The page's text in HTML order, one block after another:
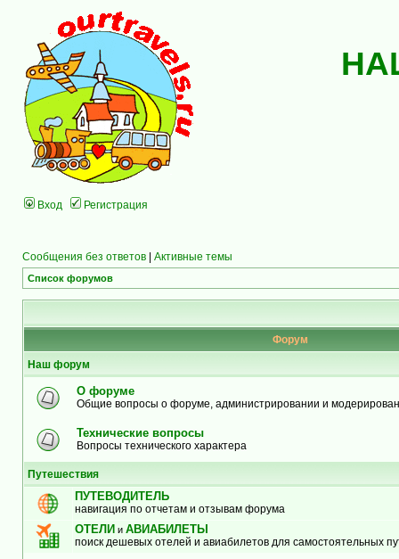
Вход Регистрация
Сообщения без ответов | Активные темы
Список форумов
Форум
Наш форум
О форуме
Общие вопросы о форуме, администрировании и
Технические вопросы
Вопросы технического характера
Путешествия
ПУТЕВОДИТЕЛЬ
навигация по отчетам и отзывам форума
ОТЕЛИ и АВИАБИЛЕТЫ
поиск дешевых отелей и авиабилетов для самостоятельных